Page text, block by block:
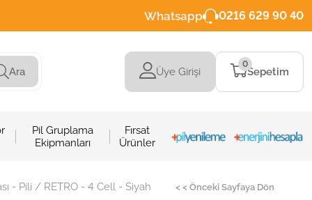
Whatsapp 0216 629 90 40
Ara Üye Girişi Sepetim
0
Pil Gruplama
Ekipmanları
Fırsat
Ürünler
- Pili / RETRO - 4 Cell - Siyah < < Önceki Sayfaya Dön